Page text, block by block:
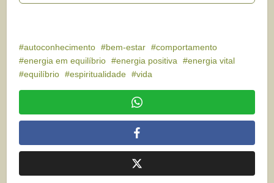
autoconhecimento bem-estar
comportamento
energia em equilíbrio
energia positiva
energia vital
equilíbrio
espiritualidade vida